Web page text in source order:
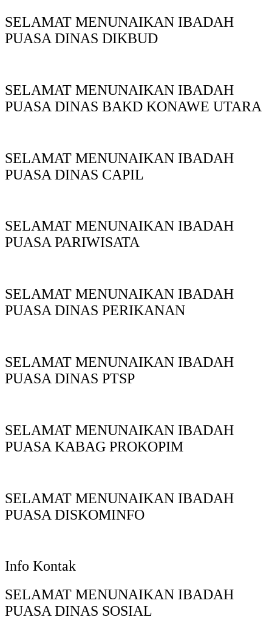
SELAMAT MENUNAIKAN IBADAH
PUASA DINAS DIKBUD
SELAMAT MENUNAIKAN IBADAH
PUASA DINAS BAKD KONAWE UTARA
SELAMAT MENUNAIKAN IBADAH
PUASA DINAS CAPIL
SELAMAT MENUNAIKAN IBADAH
PUASA PARIWISATA
SELAMAT MENUNAIKAN IBADAH
PUASA DINAS PERIKANAN
SELAMAT MENUNAIKAN IBADAH
PUASA DINAS PTSP
SELAMAT MENUNAIKAN IBADAH
PUASA KABAG PROKOPIM
SELAMAT MENUNAIKAN IBADAH
PUASA DISKOMINFO
Info Kontak
SELAMAT MENUNAIKAN IBADAH
PUASA DINAS SOSIAL